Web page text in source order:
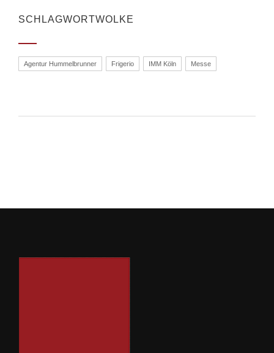
SCHLAGWORTWOLKE
Agentur Hummelbrunner Frigerio IMM Köln Messe